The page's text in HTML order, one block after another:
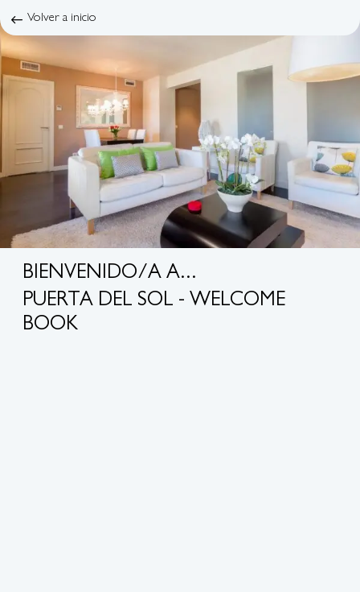
Volver a inicio
BIENVENIDO/A A...
PUERTA DEL SOL - WELCOME
BOOK